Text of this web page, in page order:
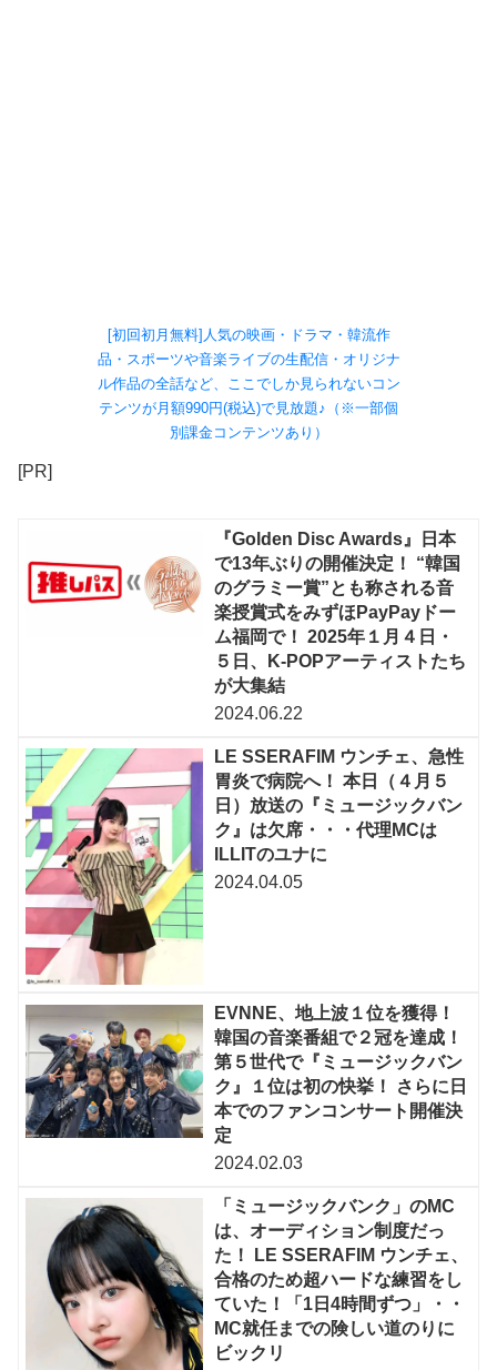
[初回初月無料]人気の映画・ドラマ・韓流作
品・スポーツや音楽ライブの生配信・オリジナ
ル作品の全話など、ここでしか見られないコン
テンツが月額990円(税込)で見放題♪（※一部個
別課金コンテンツあり）
[PR]
『Golden Disc Awards』日本
で13年ぶりの開催決定！ “韓国
のグラミー賞”とも称される音
楽授賞式をみずほPayPayドー
ム福岡で！ 2025年１月４日・
５日、K-POPアーティストたち
が大集結
2024.06.22
LE SSERAFIM ウンチェ、急性
胃炎で病院へ！ 本日（４月５
日）放送の『ミュージックバン
ク』は欠席・・・代理MCは
ILLITのユナに
2024.04.05
EVNNE、地上波１位を獲得！
韓国の音楽番組で２冠を達成！
第５世代で『ミュージックバン
ク』１位は初の快挙！ さらに日
本でのファンコンサート開催決
定
2024.02.03
「ミュージックバンク」のMC
は、オーディション制度だっ
た！ LE SSERAFIM ウンチェ、
合格のため超ハードな練習をし
ていた！「1日4時間ずつ」・・
MC就任までの険しい道のりに
ビックリ